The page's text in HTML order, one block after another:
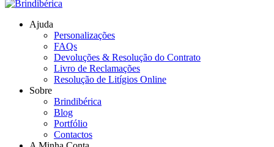
Ajuda
Personalizações
FAQs
Devoluções & Resolução do Contrato
Livro de Reclamações
Resolução de Litígios Online
Sobre
Brindibérica
Blog
Portfólio
Contactos